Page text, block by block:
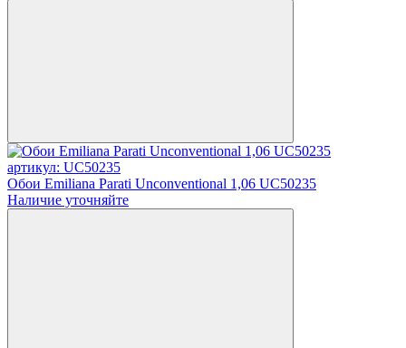
артикул: UC50235
Обои Emiliana Parati Unconventional 1,06 UC50235
Наличие уточняйте